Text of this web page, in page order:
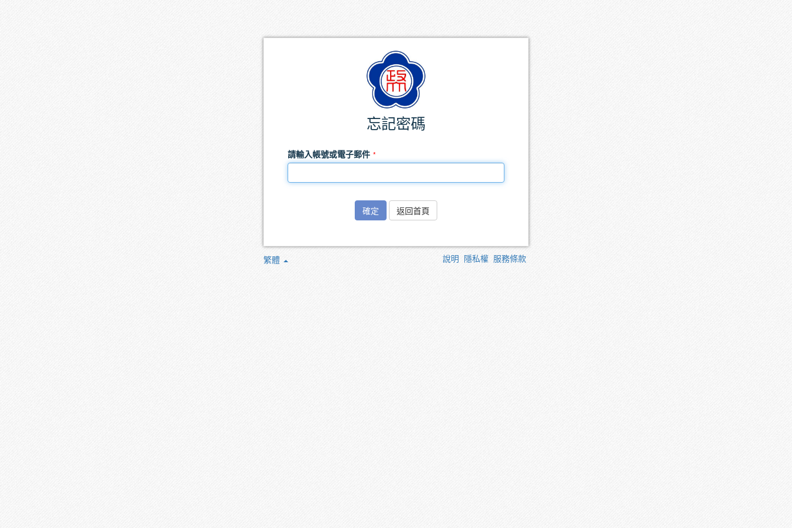
忘記密碼
請輸入帳號或電子郵件
確定 返回首頁
繁體 說明 隱私權 服務條款